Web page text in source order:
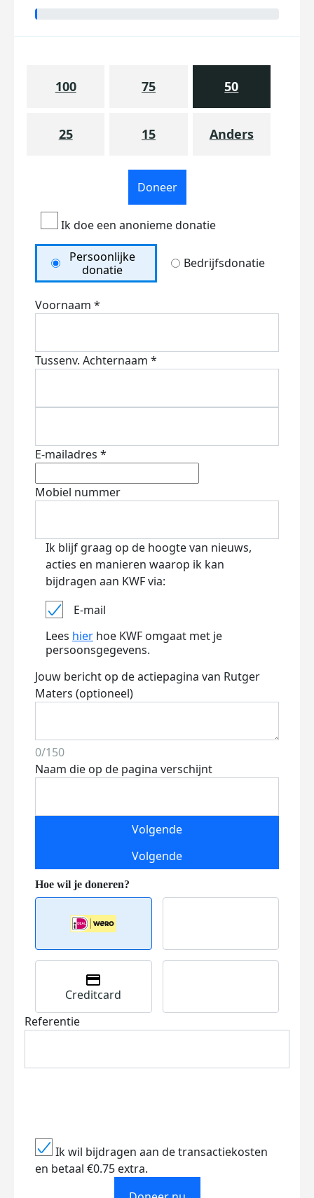
100 75 50
25 15 Anders
Doneer
Ik doe een anonieme donatie
Persoonlijke
donatie
Bedrijfsdonatie
Voornaam *
Tussenv. Achternaam *
E-mailadres *
Mobiel nummer
Ik blijf graag op de hoogte van nieuws,
acties en manieren waarop ik kan
bijdragen aan KWF via:
E-mail
Lees hier hoe KWF omgaat met je
persoonsgegevens.
Jouw bericht op de actiepagina van Rutger
Maters (optioneel)
0/150
Naam die op de pagina verschijnt
Volgende
Volgende
Creditcard
Referentie
Ik wil bijdragen aan de transactiekosten
en betaal €0.75 extra.